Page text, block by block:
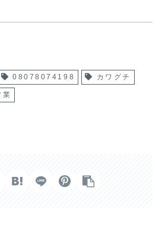
08078074198 カワグチ
業